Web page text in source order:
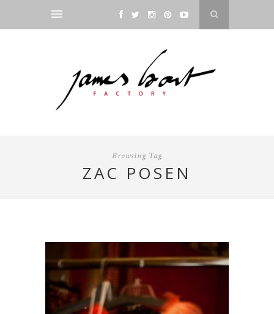
Browsing Tag
ZAC POSEN